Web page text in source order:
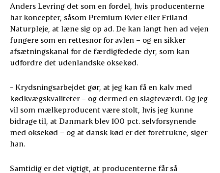
Anders Levring det som en fordel, hvis producenterne
har koncepter, såsom Premium Kvier eller Friland
Naturpleje, at læne sig op ad. De kan langt hen ad vejen
fungere som en rettesnor for avlen – og en sikker
afsætningskanal for de færdigfedede dyr, som kan
udfordre det udenlandske oksekød.
- Krydsningsarbejdet gør, at jeg kan få en kalv med
kødkvægskvaliteter – og dermed en slagteværdi. Og jeg
vil som mælkeproducent være stolt, hvis jeg kunne
bidrage til, at Danmark blev 100 pct. selvforsynende
med oksekød – og at dansk kød er det foretrukne, siger
han.
Samtidig er det vigtigt, at producenterne får så